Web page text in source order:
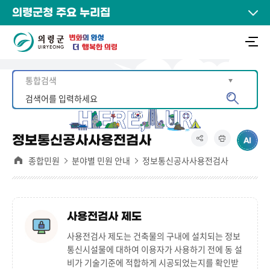
의령군청 주요 누리집
정보통신공사사용전검사
종합민원 분야별 민원 안내 정보통신공사사용전검사
사용전검사 제도
사용전검사 제도는 건축물의 구내에 설치되는 정보
통신시설물에 대하여 이용자가 사용하기 전에 동 설
비가 기술기준에 적합하게 시공되었는지를 확인받